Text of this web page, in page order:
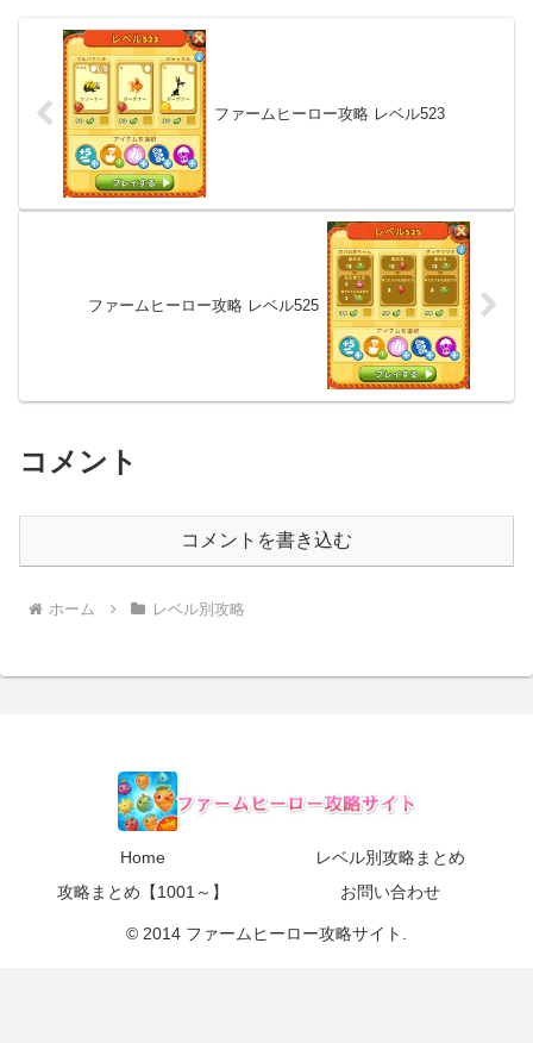
ファームヒーロー攻略 レベル523
ファームヒーロー攻略 レベル525
コメント
コメントを書き込む
ホーム レベル別攻略
Home
レベル別攻略まとめ
攻略まとめ【1001～】
お問い合わせ
© 2014 ファームヒーロー攻略サイト.